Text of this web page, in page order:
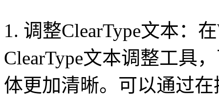
1. 调整ClearType文本：
ClearType文本调整工具
体更加清晰。可以通过在